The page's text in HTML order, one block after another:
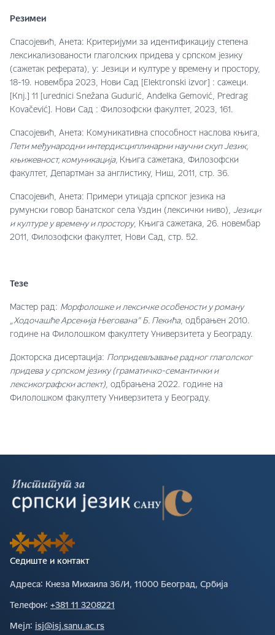
Резимеи
Спасојевић, Анета: Критеријуми за идентификацију степена
лексикализованости глаголских придева у српском језику
(сажетак реферата), у: Језици и културе у времену и простору,
18-19. новембра 2023, Нови Сад [Elektronski izvor] : сажеци.
[Knj.] 11 [urednici Snežana Gudurić, Anđelka Gemović, Predrag
Kovačević]. Нови Сад : Филозофски факултет, 2023, 161.
Спасојевић, Анета: Комуникативна способност наслова књига,
Пети међународни интердисциплинарни научни скуп Језик,
књижевност, комуникација, Књига сажетака, Филозофски
факултет, Департман за англистику, Ниш, 2011, стр. 36.
Спасојевић, Анета: Примери утицаја српског језика на
румунски говор банатског села Уздин (лексички ниво), Језици
и културе у времену и простору, Књига сажетака, 26. новембар
2011, Филозофски факултет, Нови Сад, стр. 52.
Тезе
Мастер рад: Морфолошке и лексичке особености у роману
„Ходочашће Арсенија Његована” Б. Пекића, одбрањен 2010.
године на Филолошком факултету Универзитета у Београду.
Докторска дисертација: Попридевљавање радног глаголског
придева у српском језику (граматичко-семантички и
лексикографски аспект), одбрањена 2022. године на
Филолошком факултету Универзитета у Београду.
Седиште и контакт
Адреса∶ Кнеза Михаила 36/И, 11000 Београд, Србија
Телефон∶ +381 11 3208221
Мејл∶ isj@isj.sanu.ac.rs